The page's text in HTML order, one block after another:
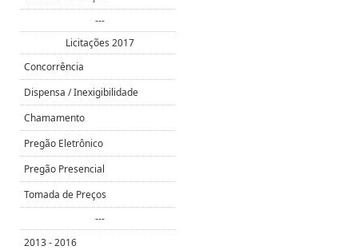
---
Licitações 2017
Concorrência
Dispensa / Inexigibilidade
Chamamento
Pregão Eletrônico
Pregão Presencial
Tomada de Preços
---
2013 - 2016